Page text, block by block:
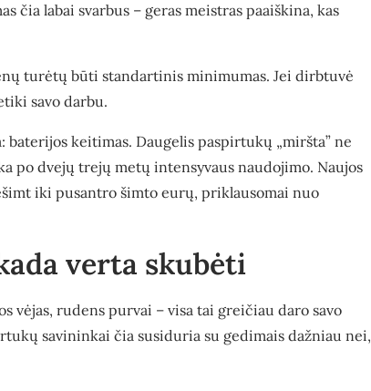
čia labai svarbus – geras meistras paaiškina, kas
turėtų būti standartinis minimumas. Jei dirbtuvė
savo darbu.
keitimas. Daugelis paspirtukų „miršta” ne
po dvejų trejų metų intensyvaus naudojimo. Naujos
iki pusantro šimto eurų, priklausomai nuo
verta skubėti
vėjas, rudens purvai – visa tai greičiau daro savo
savininkai čia susiduria su gedimais dažniau nei,